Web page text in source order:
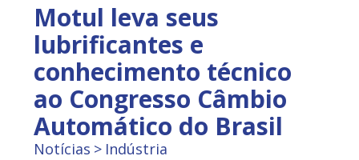
Motul leva seus
lubrificantes e
conhecimento técnico
ao Congresso Câmbio
Automático do Brasil
Notícias Indústria